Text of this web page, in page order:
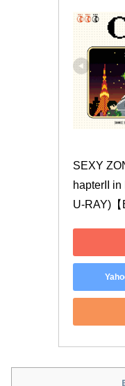
SEXY
hapterII
U-RAY)【